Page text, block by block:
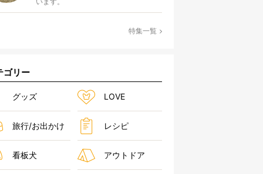
特集一覧
ゴリー
グッズ LOVE
旅行/お出かけ レシピ
看板犬 アウトドア